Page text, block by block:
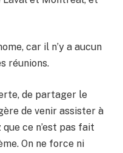
car il n’y a aucun
réunions.
de partager le
de venir assister à
ce n’est pas fait
On ne force ni